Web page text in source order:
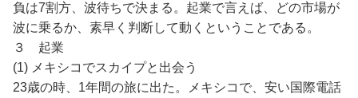
負は7割方、波待ちで決まる。起業で言えば、どの市場が
波に乗るか、素早く判断して動くということである。
３ 起業
(1) メキシコでスカイプと出会う
23歳の時、1年間の旅に出た。メキシコで、安い国際電話